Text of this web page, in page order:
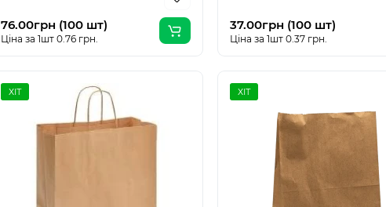
76.00грн (100 шт)
Ціна за 1шт 0.76 грн.
37.00грн (100 шт)
Ціна за 1шт 0.37 грн.
ХІТ ХІТ